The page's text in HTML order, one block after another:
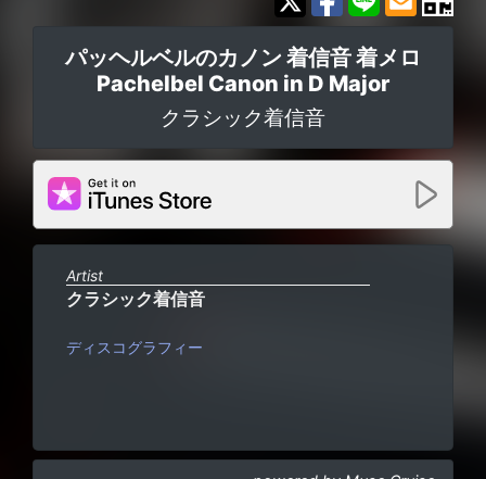
パッヘルベルのカノン 着信音 着メロ
Pachelbel Canon in D Major
クラシック着信音
Artist
クラシック着信音
ディスコグラフィー